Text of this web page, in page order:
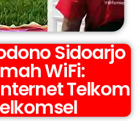
Sidoarjo
WiFi:
Telkom